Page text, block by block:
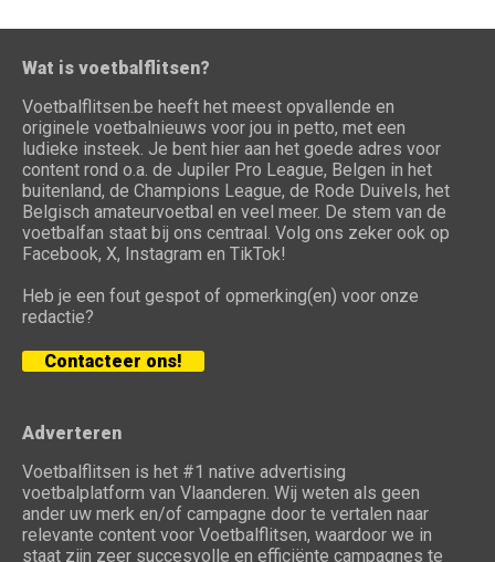
Wat is voetbalflitsen?
Voetbalflitsen.be heeft het meest opvallende en
originele voetbalnieuws voor jou in petto, met een
ludieke insteek. Je bent hier aan het goede adres voor
content rond o.a. de Jupiler Pro League, Belgen in het
buitenland, de Champions League, de Rode Duivels, het
Belgisch amateurvoetbal en veel meer. De stem van de
voetbalfan staat bij ons centraal. Volg ons zeker ook op
Facebook, X, Instagram en TikTok!
Heb je een fout gespot of opmerking(en) voor onze
redactie?
Contacteer ons!
Adverteren
Voetbalflitsen is het #1 native advertising
voetbalplatform van Vlaanderen. Wij weten als geen
ander uw merk en/of campagne door te vertalen naar
relevante content voor Voetbalflitsen, waardoor we in
staat zijn zeer succesvolle en efficiënte campagnes te